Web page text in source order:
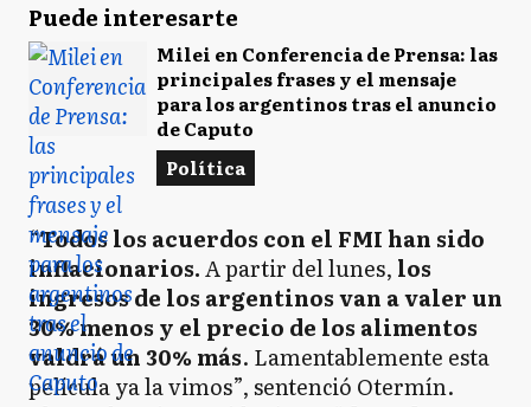
Puede interesarte
Milei en Conferencia de Prensa: las
principales frases y el mensaje
para los argentinos tras el anuncio
de Caputo
Política
“Todos los acuerdos con el FMI han sido
inflacionarios.A partir del lunes, los
ingresos de los argentinos van a valer un
30% menos y el precio de los alimentos
valdrá un 30% más. Lamentablemente esta
película ya la vimos”, sentenció Otermín.